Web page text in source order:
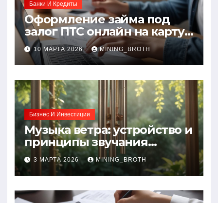
Банки И Кредиты
Оформление займа под
залог ПТС онлайн на карту
без визита в офис: порядок,
требования и документы
10 МАРТА 2026 MINING_BROTH
Бизнес И Инвестиции
Музыка ветра: устройство и
принципы звучания
колокольчиков
3 МАРТА 2026 MINING_BROTH